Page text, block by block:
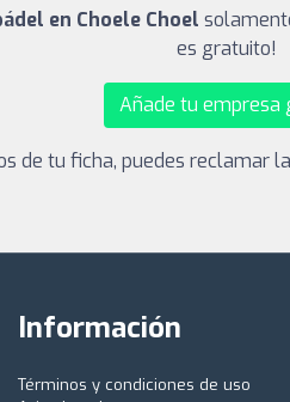
en Choele Choel
es gratuito!
Añade tu empresa
de tu ficha, puedes reclamar
Información
Términos y condiciones de uso